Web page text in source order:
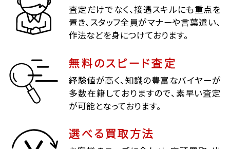
査定だけでなく、接遇スキルにも重点を
置き、スタッフ全員がマナーや言葉遣い、
作法などを身につけております。
無料のスピード査定
経験値が高く、知識の豊富なバイヤーが
多数在籍しておりますので、素早い査定
が可能となっております。
選べる買取方法